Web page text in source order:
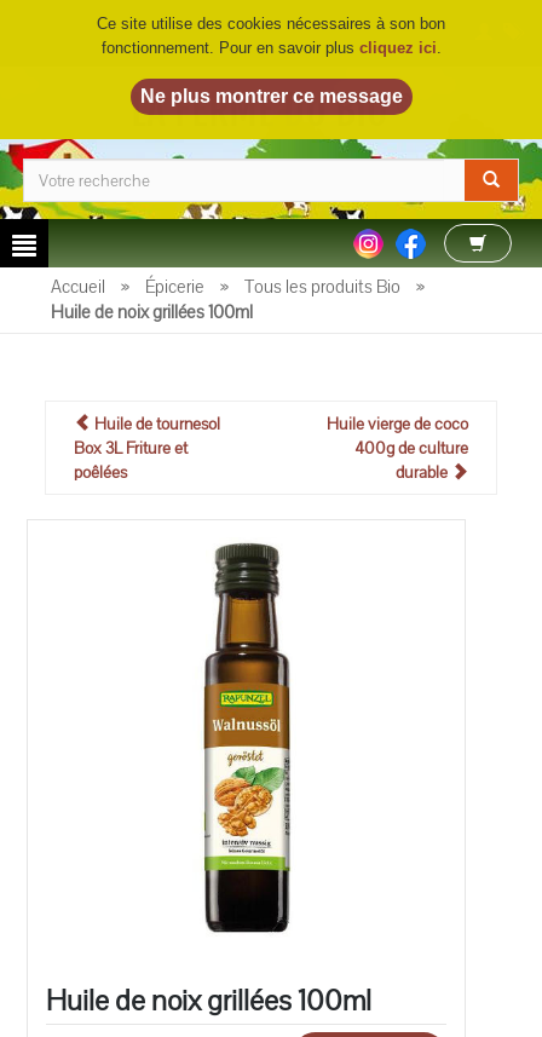
LA FERME DU BIO©
Accueil » Épicerie » Tous les produits Bio
»
Huile de noix grillées 100ml
Huile de tournesol
Box 3L Friture et
poêlées
Huile vierge de coco
400g de culture
durable
Huile de noix grillées 100ml
Ce site utilise des cookies nécessaires à son bon
fonctionnement. Pour en savoir plus cliquez ici.